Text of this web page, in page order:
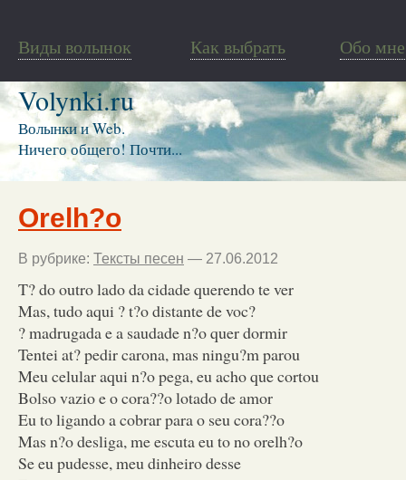
Виды волынок Как выбрать Обо мне
Volynki.ru
Волынки и Web.
Ничего общего! Почти...
Orelh?o
В рубрике: Тексты песен — 27.06.2012
T? do outro lado da cidade querendo te ver
Mas, tudo aqui ? t?o distante de voc?
? madrugada e a saudade n?o quer dormir
Tentei at? pedir carona, mas ningu?m parou
Meu celular aqui n?o pega, eu acho que cortou
Bolso vazio e o cora??o lotado de amor
Eu to ligando a cobrar para o seu cora??o
Mas n?o desliga, me escuta eu to no orelh?o
Se eu pudesse, meu dinheiro desse